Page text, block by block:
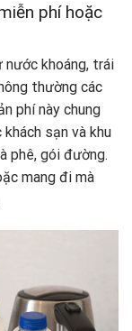
phí hoặc
nước khoáng, trái
thường các
phí này chung
sạn và khu
phê, gói đường.
mang đi mà